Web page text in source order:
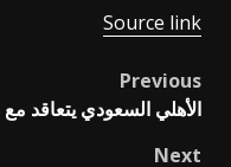
Source link
Post
navigation
Previous
الأهلي السعودي يتعاقد
Next